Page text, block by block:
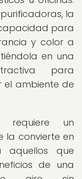
la
para
y color a
en una
para
el ambiente de
requiere un
la convierte en
aquellos que
de una